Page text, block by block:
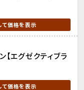
て価格を表示
【エグゼクティブラ
て価格を表示